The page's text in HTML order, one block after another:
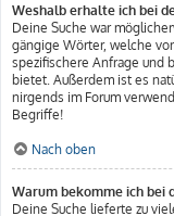
Weshalb erhalte ich bei
Deine Suche war
gängige Wörter, welche
spezifischere Anfrage und
bietet. Außerdem ist es
nirgends im Forum
Begriffe!
Nach oben
Warum bekomme ich bei
Deine Suche lieferte zu